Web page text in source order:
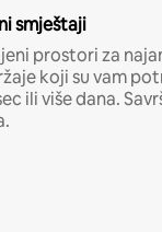
smještaji
prostori za
koji su vam
ili više dana.